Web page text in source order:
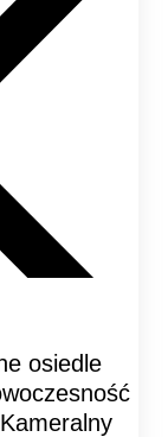
osiedle